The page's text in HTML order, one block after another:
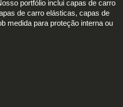
portfólio inclui capas de carro
de carro elásticas, capas de
medida para proteção interna ou